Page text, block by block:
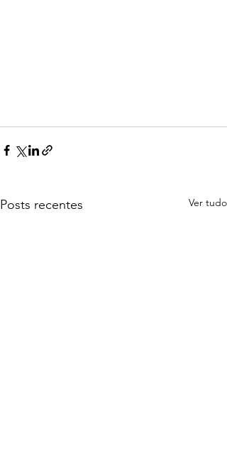
Posts recentes Ver tudo